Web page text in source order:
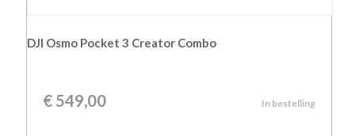
DJI Osmo Pocket 3 Creator Combo
€549,00 In bestelling